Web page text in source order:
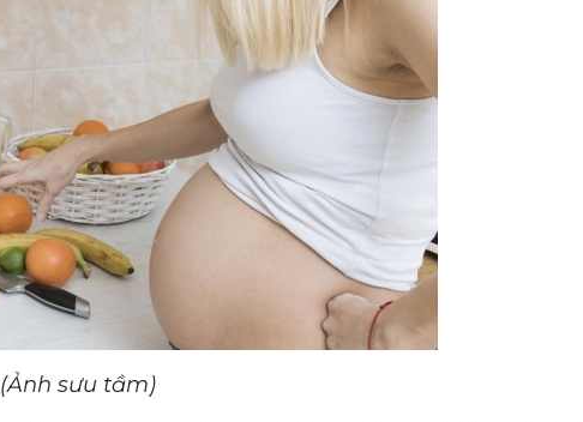
(Ảnh sưu tầm)